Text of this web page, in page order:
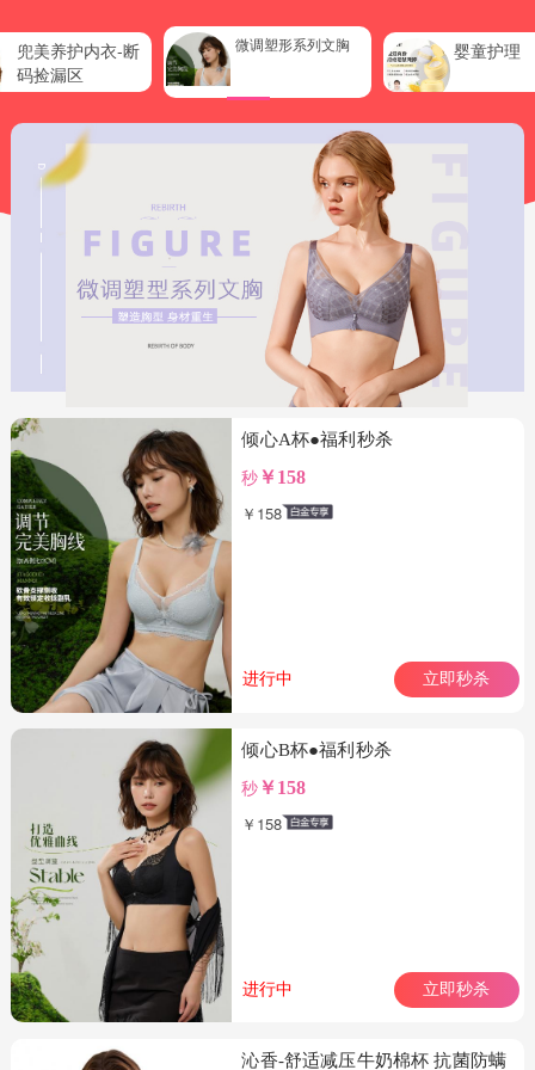
兜美养护内衣-断
码捡漏区
微调塑形系列文胸 婴童护理
倾心A杯●福利秒杀
秒￥158
￥158
立即秒杀
进行中
倾心B杯●福利秒杀
秒￥158
￥158
立即秒杀
进行中
沁香-舒适减压牛奶棉杯 抗菌防螨